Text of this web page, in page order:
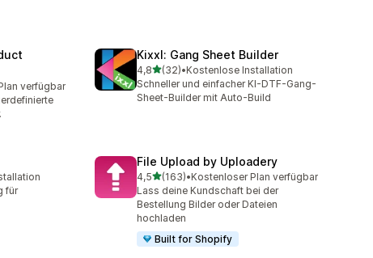
verfügbar
Kixxl: Gang Sheet Builder
4,8von 5 Sternen
(32)
32 Rezensionen insgesamt
•Kostenlose Installation
Schneller und einfacher KI-DTF-Gang-
Sheet-Builder mit Auto-Build
für
File Upload by Uploadery
4,5von 5 Sternen
(163)
163 Rezensionen insgesamt
•Kostenloser Plan verfügbar
Lass deine Kundschaft bei der
Bestellung Bilder oder Dateien
hochladen
Built for Shopify